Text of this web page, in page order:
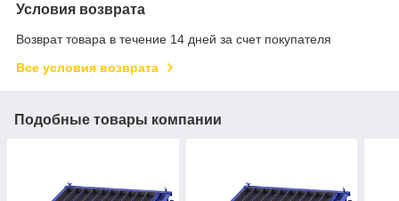
Условия возврата
Возврат товара в течение 14 дней за счет покупателя
Все условия возврата
Подобные товары компании